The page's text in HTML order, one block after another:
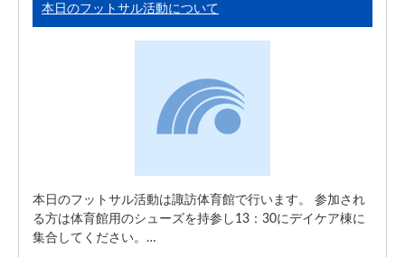
本日のフットサル活動について
本日のフットサル活動は諏訪体育館で行います。 参加され
る方は体育館用のシューズを持参し13：30にデイケア棟に
集合してください。…